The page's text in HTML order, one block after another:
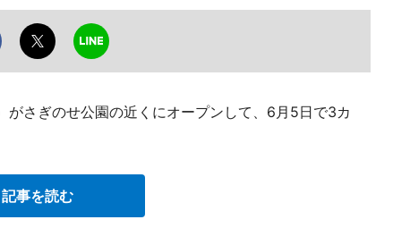
さぎのせ公園の近くにオープンして、6月5日で3カ
記事を読む